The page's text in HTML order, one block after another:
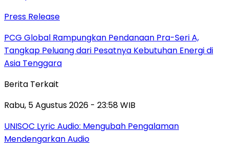
Press Release
PCG Global Rampungkan Pendanaan Pra-Seri A,
Tangkap Peluang dari Pesatnya Kebutuhan Energi di
Asia Tenggara
Berita Terkait
Rabu, 5 Agustus 2026 - 23:58 WIB
UNISOC Lyric Audio: Mengubah Pengalaman
Mendengarkan Audio